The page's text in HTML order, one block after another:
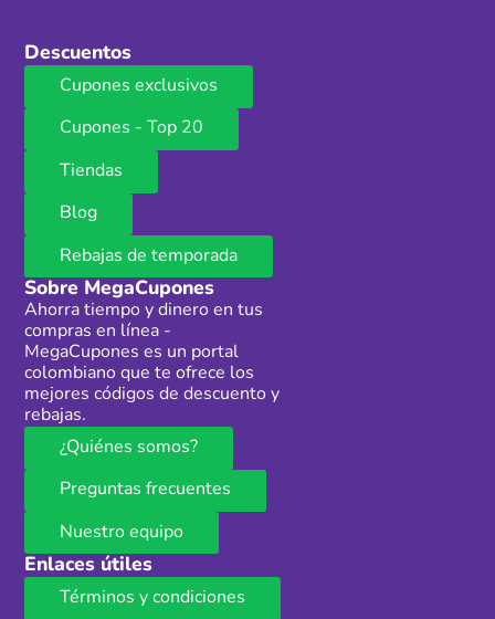
Descuentos
Cupones exclusivos
Cupones - Top 20
Tiendas
Blog
Rebajas de temporada
Sobre MegaCupones
Ahorra tiempo y dinero en tus
compras en línea -
MegaCupones es un portal
colombiano que te ofrece los
mejores códigos de descuento y
rebajas.
¿Quiénes somos?
Preguntas frecuentes
Nuestro equipo
Enlaces útiles
Términos y condiciones